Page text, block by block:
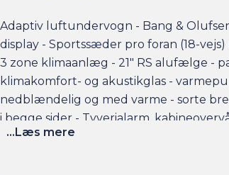
Adaptiv luftundervogn - Bang &
display - Sportssæder pro foran (18-
3 zone klimaanlæg - 21" RS alufælge -
klimakomfort- og akustikglas -
nedblændelig og med varme - sorte
i begge sider - Tyverialarm,
adgang - elektrisk bakklap - o.m.a.
...Læs mere